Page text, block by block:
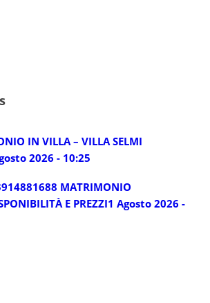
IN VILLA – VILLA SELMI
2026 - 10:25
MATRIMONIO
E PREZZI1 Agosto 2026 -